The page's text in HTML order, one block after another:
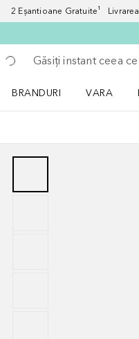
2 Eșantioane Gratuite¹
Înapoi
Executați căutarea
BRANDURI
VARA